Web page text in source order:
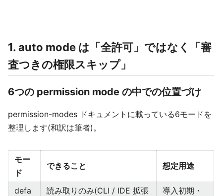
1. auto mode は「全許可」ではなく「審
査つきの権限スキップ」
6つの permission mode の中での位置づけ
permission-modes ドキュメントに載っている6モードを
整理します(和訳は筆者)。
モー
ド
できること 想定用途
defa
読み取りのみ(CLI / IDE 拡張
導入初期・